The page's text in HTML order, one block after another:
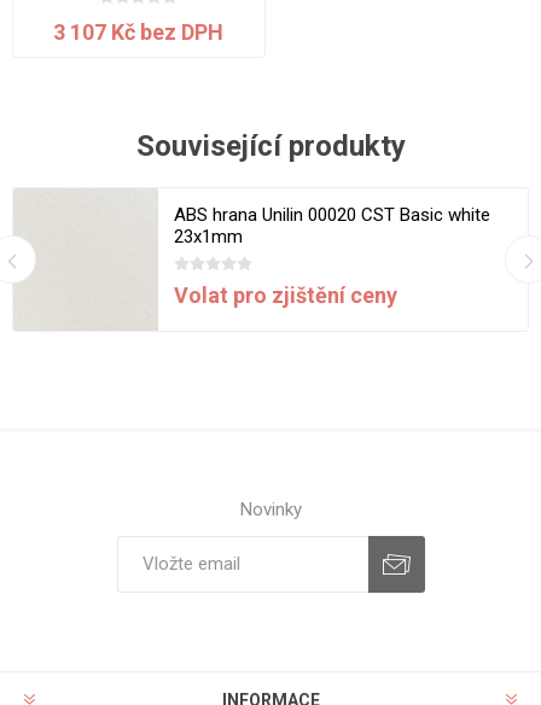
3 107 Kč bez DPH
Související produkty
ABS hrana Unilin 00020 CST Basic white
23x1mm
Volat pro zjištění ceny
Novinky
INFORMACE